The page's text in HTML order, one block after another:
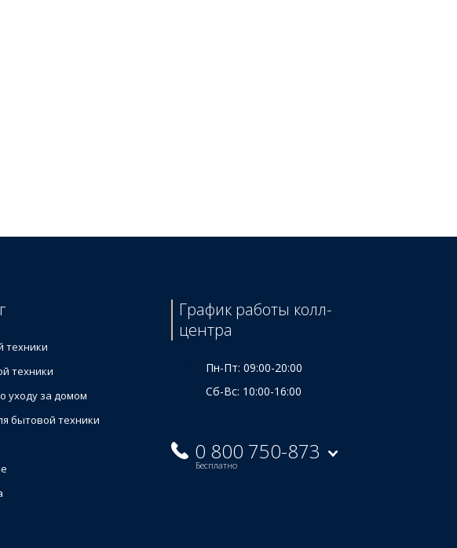
техники
техники
уходу за домом
бытовой техники
График работы колл-
центра
Пн-Пт: 09:00-20:00
Сб-Вс: 10:00-16:00
0 800 750-873
Бесплатно